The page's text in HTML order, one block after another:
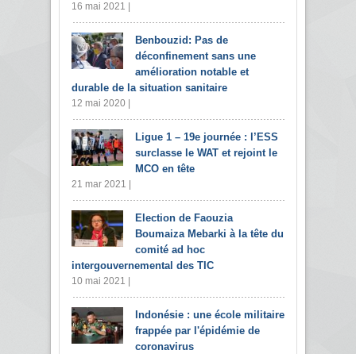
16 mai 2021 |
Benbouzid: Pas de
déconfinement sans une
amélioration notable et
durable de la situation sanitaire
12 mai 2020 |
Ligue 1 – 19e journée : l’ESS
surclasse le WAT et rejoint le
MCO en tête
21 mar 2021 |
Election de Faouzia
Boumaiza Mebarki à la tête du
comité ad hoc
intergouvernemental des TIC
10 mai 2021 |
Indonésie : une école militaire
frappée par l'épidémie de
coronavirus